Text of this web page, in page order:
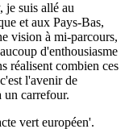
, je suis allé au
et aux Pays-Bas,
vision à mi-parcours,
d'enthousiasme
réalisent combien ces
l'avenir de
un carrefour.
vert européen'.